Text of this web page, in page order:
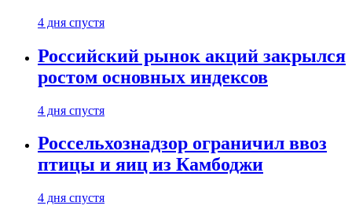
4 дня спустя
Российский рынок акций закрылся
ростом основных индексов
4 дня спустя
Россельхознадзор ограничил ввоз
птицы и яиц из Камбоджи
4 дня спустя